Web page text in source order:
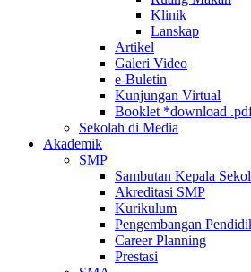
Klinik
Lanskap
Artikel
Galeri Video
e-Buletin
Kunjungan Virtual
Booklet *download
Sekolah di Media
Akademik
SMP
Sambutan Kepala
Akreditasi SMP
Kurikulum
Pengembangan
Career Planning
Prestasi